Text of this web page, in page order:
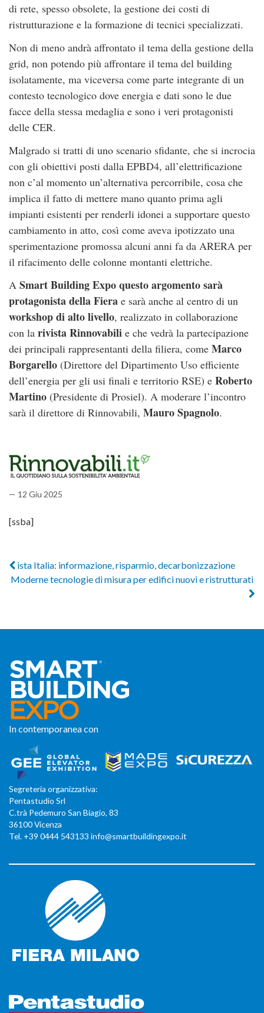
di rete, spesso obsolete, la gestione dei costi di
ristrutturazione e la formazione di tecnici specializzati.
Non di meno andrà affrontato il tema della gestione della
grid, non potendo più affrontare il tema del building
isolatamente, ma viceversa come parte integrante di un
contesto tecnologico dove energia e dati sono le due
facce della stessa medaglia e sono i veri protagonisti
delle CER.
Malgrado si tratti di uno scenario sfidante, che si incrocia
con gli obiettivi posti dalla EPBD4, all’elettrificazione
non c’al momento un’alternativa percorribile, cosa che
implica il fatto di mettere mano quanto prima agli
impianti esistenti per renderli idonei a supportare questo
cambiamento in atto, così come aveva ipotizzato una
sperimentazione promossa alcuni anni fa da ARERA per
il rifacimento delle colonne montanti elettriche.
A Smart Building Expo questo argomento sarà
protagonista della Fiera e sarà anche al centro di un
workshop di alto livello, realizzato in collaborazione
con la rivista Rinnovabili e che vedrà la partecipazione
dei principali rappresentanti della filiera, come Marco
Borgarello (Direttore del Dipartimento Uso efficiente
dell’energia per gli usi finali e territorio RSE) e Roberto
Martino (Presidente di Prosiel). A moderare l’incontro
sarà il direttore di Rinnovabili, Mauro Spagnolo.
— 12 Giu 2025
[ssba]
ista Italia: informazione, risparmio, decarbonizzazione
Moderne tecnologie di misura per edifici nuovi e ristrutturati
In contemporanea con
Segreteria organizzativa:
Pentastudio Srl
C.trà Pedemuro San Biagio, 83
36100 Vicenza
Tel. +39 0444 543133 info@smartbuildingexpo.it